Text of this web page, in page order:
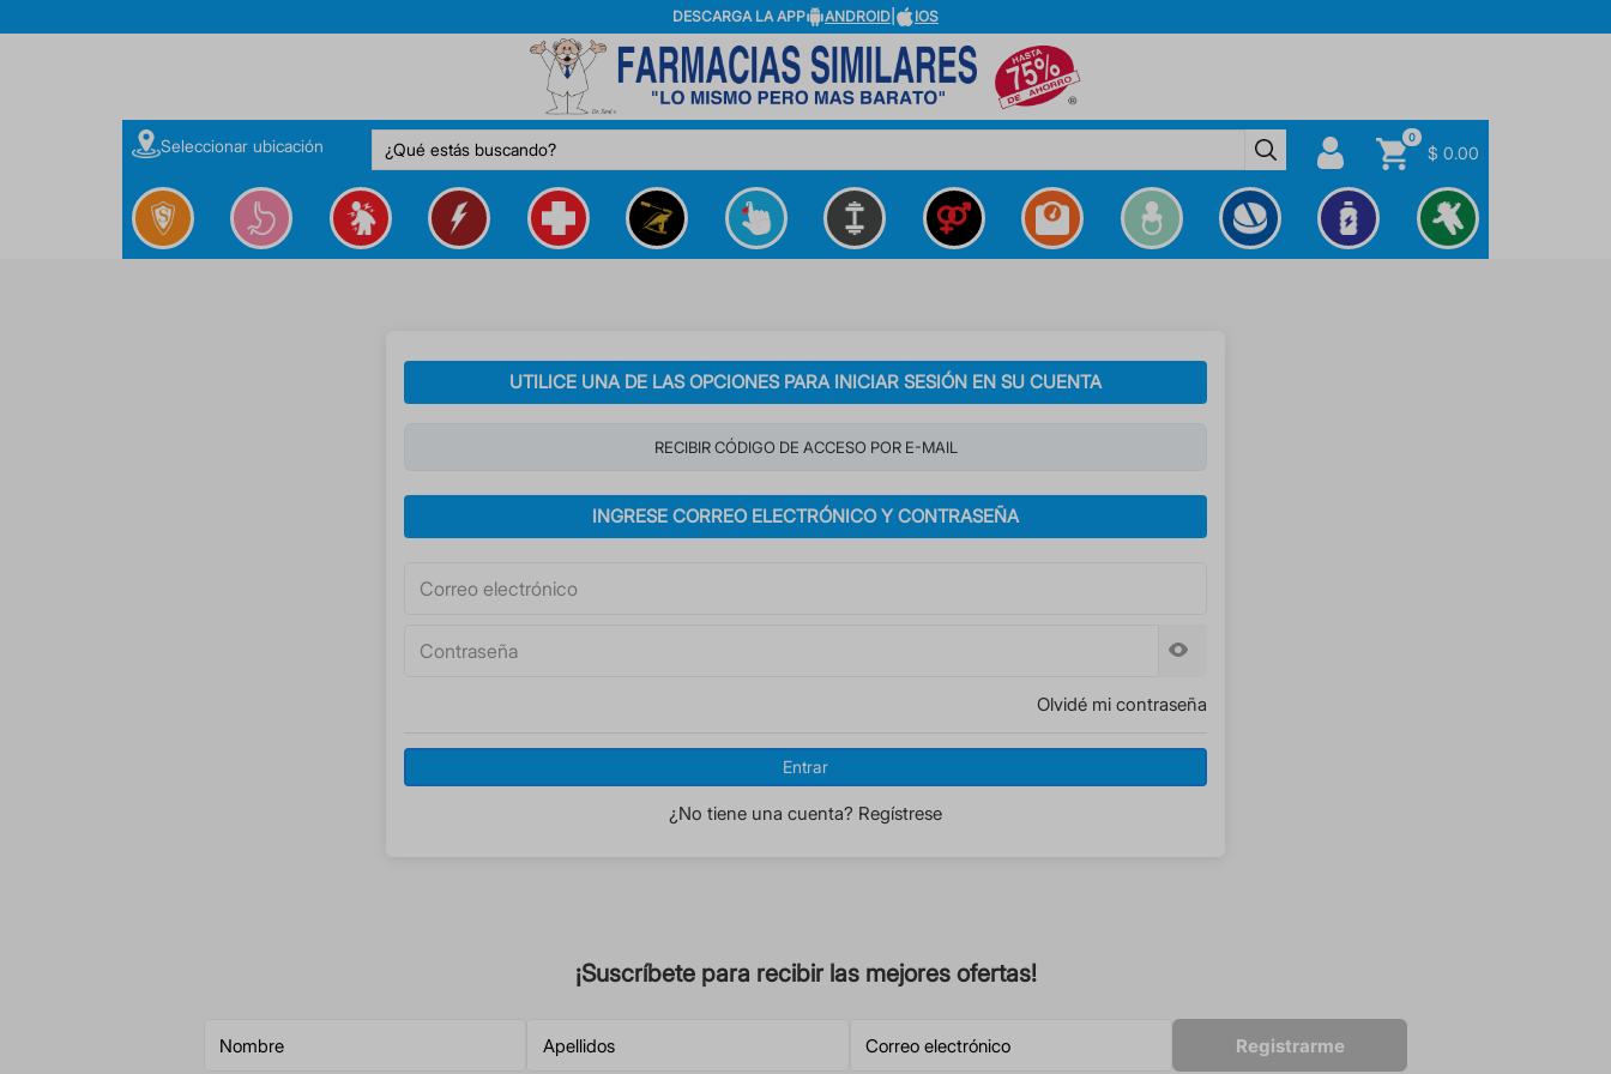
DESCARGA LA APP ANDROID IOS
Seleccionar ubicación ¿Qué estás buscando? 0
$ 0.00
UTILICE UNA DE LAS OPCIONES PARA INICIAR SESIÓN EN SU CUENTA
RECIBIR CÓDIGO DE ACCESO POR E-MAIL
INGRESE CORREO ELECTRÓNICO Y CONTRASEÑA
Olvidé mi contraseña
Entrar
¿No tiene una cuenta? Regístrese
¡Suscríbete para recibir las mejores ofertas!
Registrarme